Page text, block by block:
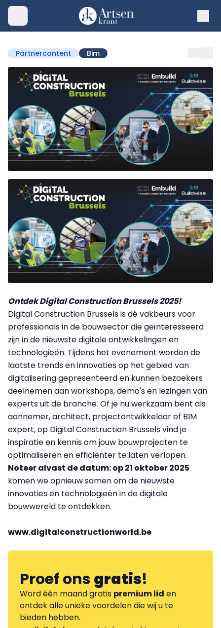
Partnercontent Bim
Ontdek Digital Construction Brussels 2025!
Digital Construction Brussels is dé vakbeurs voor
professionals in de bouwsector die geïnteresseerd
zijn in de nieuwste digitale ontwikkelingen en
technologieën. Tijdens het evenement worden de
laatste trends en innovaties op het gebied van
digitalisering gepresenteerd en kunnen bezoekers
deelnemen aan workshops, demo's en lezingen van
experts uit de branche. Of je nu werkzaam bent als
aannemer, architect, projectontwikkelaar of BIM
expert, op Digital Construction Brussels vind je
inspiratie en kennis om jouw bouwprojecten te
optimaliseren en efficiënter te laten verlopen.
Noteer alvast de datum: op 21 oktober 2025
komen we opnieuw samen om de nieuwste
innovaties en technologieën in de digitale
bouwwereld te ontdekken.
www.digitalconstructionworld.be
Proef onsgratis!
Word één maand gratis premium lid en
ontdek alle unieke voordelen die wij u te
bieden hebben.